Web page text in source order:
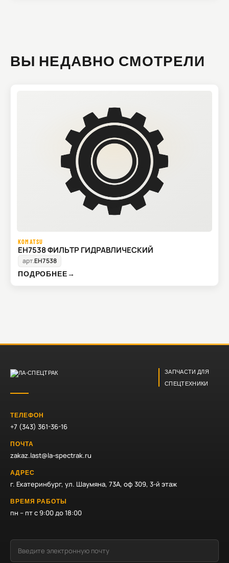
ВЫ НЕДАВНО СМОТРЕЛИ
KOMATSU
EH7538 ФИЛЬТР ГИДРАВЛИЧЕСКИЙ
арт.EH7538
ПОДРОБНЕЕ→
ЗАПЧАСТИ ДЛЯ
СПЕЦТЕХНИКИ
ТЕЛЕФОН
+7 (343) 361-36-16
ПОЧТА
zakaz.last@la-spectrak.ru
АДРЕС
г. Екатеринбург, ул. Шаумяна, 73А, оф 309, 3-й этаж
ВРЕМЯ РАБОТЫ
пн – пт с 9:00 до 18:00